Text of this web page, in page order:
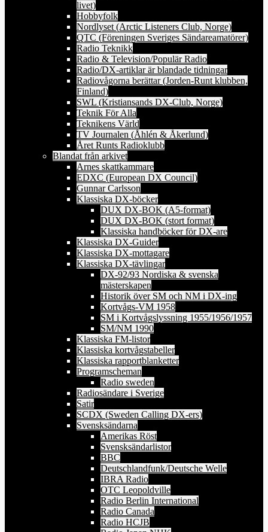
livet)
Hobbyfolk
Nordlyset (Arctic Listeners Club, Norge)
QTC (Föreningen Sveriges Sändareamatörer)
Radio Teknikk
Radio & Television/Populär Radio
Radio/DX-artiklar är blandade tidningar
Radiovågorna berättar (Jorden-Runt klubben,
Finland)
SWL (Kristiansands DX-Club, Norge)
Teknik För Alla
Teknikens Värld
TV Journalen (Åhlén & Åkerlund)
Året Runts Radioklubb
Blandat från arkivet
Arnes skattkammare
EDXC (European DX Council)
Gunnar Carlsson
Klassiska DX-böcker
DUX DX-BOK (A5-format)
DUX DX-BOK (stort format)
Klassiska handböcker för DX-are
Klassiska DX-Guider
Klassiska DX-mottagare
Klassiska DX-tävlingar
DX-92/93 Nordiska & svenska
mästerskapen
Historik över SM och NM i DX-ing
Kortvågs-VM 1958
SM i Kortvågslyssning 1955/1956/1957
SM/NM 1990
Klassiska FM-listor
Klassiska kortvågstabeller
Klassiska rapportblanketter
Programscheman
Radio sweden
Radiosändare i Sverige
Satir
SCDX (Sweden Calling DX-ers)
Svensksändarna
Amerikas Röst
Svensksändarlistor
BBC
Deutschlandfunk/Deutsche Welle
IBRA Radio
OTC Leopoldville
Radio Berlin International
Radio Canada
Radio HCJB